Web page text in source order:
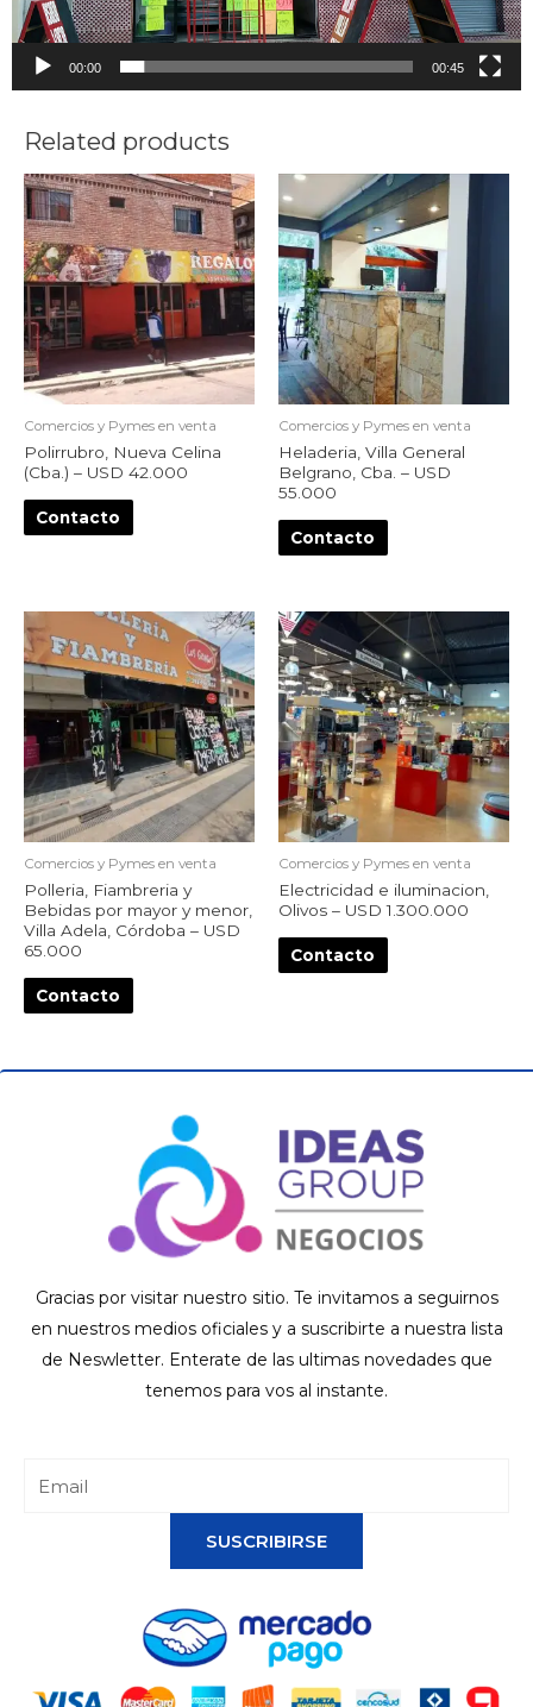
00:00 00:45
Related products
Comercios y Pymes en venta
Polirrubro, Nueva Celina
(Cba.) – USD 42.000
Contacto
Comercios y Pymes en venta
Heladeria, Villa General
Belgrano, Cba. – USD
55.000
Contacto
Comercios y Pymes en venta
Polleria, Fiambreria y
Bebidas por mayor y menor,
Villa Adela, Córdoba – USD
65.000
Contacto
Comercios y Pymes en venta
Electricidad e iluminacion,
Olivos – USD 1.300.000
Contacto
Gracias por visitar nuestro sitio. Te invitamos a seguirnos
en nuestros medios oficiales y a suscribirte a nuestra lista
de Neswletter. Enterate de las ultimas novedades que
tenemos para vos al instante.
SUSCRIBIRSE